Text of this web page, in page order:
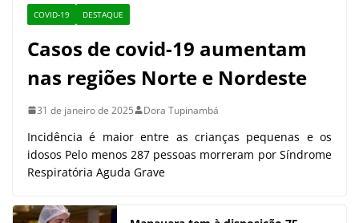
COVID-19 DESTAQUE
Casos de covid-19 aumentam
nas regiões Norte e Nordeste
31 de janeiro de 2025 Dora Tupinambá
Incidência é maior entre as crianças pequenas e os
idosos Pelo menos 287 pessoas morreram por Síndrome
Respiratória Aguda Grave